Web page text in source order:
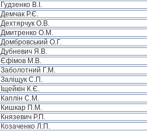
Гудзенко В.І.
Демчак Р.Є.
Дехтярчук О.В.
Дмитренко О.М.
Домбровський О.Г.
Дубневич Я.В.
Єфімов М.В.
Заболотний Г.М.
Заліщук С.П.
Іщейкін К.Є.
Каплін С.М.
Кишкар П.М.
Князевич Р.П.
Козаченко Л.П.